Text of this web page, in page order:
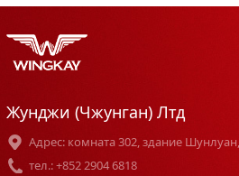
Жунджи (Чжунган) Лтд
Адрес: комната 302, здание
тел.: +852 2904 6818